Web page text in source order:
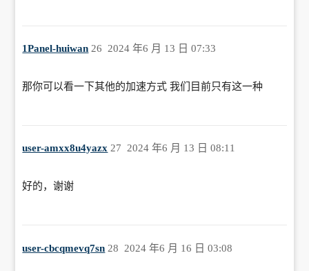
1Panel-huiwan 2024 年6 月 13 日 07:33
26
那你可以看一下其他的加速方式 我们目前只有这一种
user-amxx8u4yazx 2024 年6 月 13 日 08:11
27
好的，谢谢
user-cbcqmevq7sn 2024 年6 月 16 日 03:08
28